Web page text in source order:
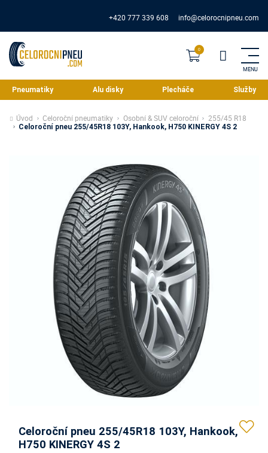
+420 777 339 608 info@celorocnipneu.com
Pneumatiky Alu disky Plecháče Služby
Úvod Celoroční pneumatiky Osobní & SUV celoroční 255/45 R18
Celoroční pneu 255/45R18 103Y, Hankook, H750 KINERGY 4S 2
Celoroční pneu 255/45R18 103Y, Hankook,
H750 KINERGY 4S 2